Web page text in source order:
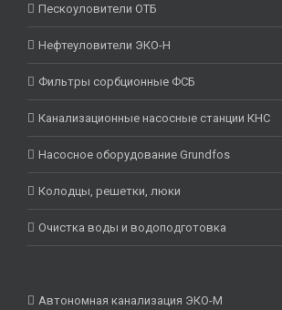
Пескоуловители ОТБ
Нефтеуловители ЭКО-Н
Фильтры сорбционные ФСБ
Канализационные насосные станции КНС
Насосное оборудование Grundfos
Колодцы, решетки, люки
Очистка воды и водоподготовка
Автономная канализация ЭКО-М